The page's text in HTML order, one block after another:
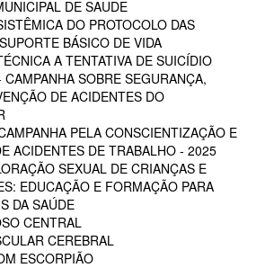
DE SAUDE
DO PROTOCOLO DAS
BÁSICO DE VIDA
A TENTATIVA DE SUICÍDIO
SOBRE SEGURANÇA,
DE ACIDENTES DO
PELA CONSCIENTIZAÇÃO E
ACIDENTES DE TRABALHO - 2025
SEXUAL DE CRIANÇAS E
EDUCAÇÃO E FORMAÇÃO PARA
DA SAÚDE
CENTRAL
CEREBRAL
ESCORPIÃO